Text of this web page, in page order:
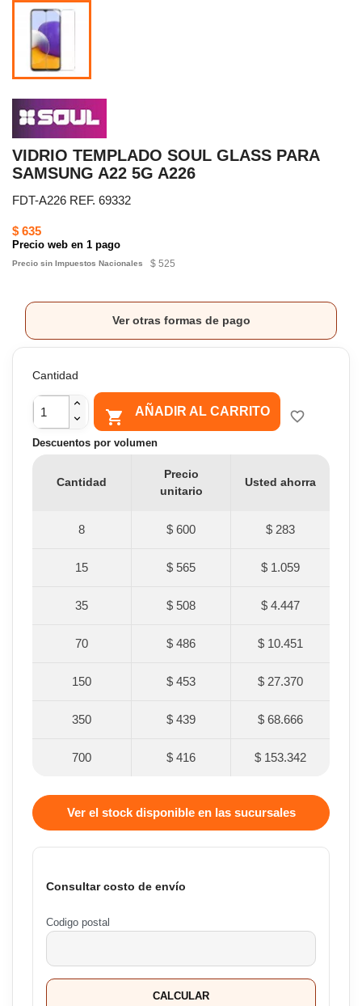
VIDRIO TEMPLADO SOUL GLASS PARA
SAMSUNG A22 5G A226
FDT-A226 REF. 69332
$ 635
Precio web en 1 pago
Precio sin Impuestos Nacionales $ 525
Ver otras formas de pago
Cantidad
 AÑADIR AL CARRITO favorite_border
Descuentos por volumen
Cantidad
Precio
unitario
Usted ahorra
8 $ 600 $ 283
15 $ 565 $ 1.059
35 $ 508 $ 4.447
70 $ 486 $ 10.451
150 $ 453 $ 27.370
350 $ 439 $ 68.666
700 $ 416 $ 153.342
Ver el stock disponible en las sucursales
Consultar costo de envío
Codigo postal
CALCULAR